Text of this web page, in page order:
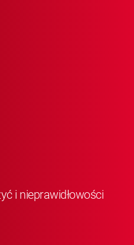
i nieprawidłowości